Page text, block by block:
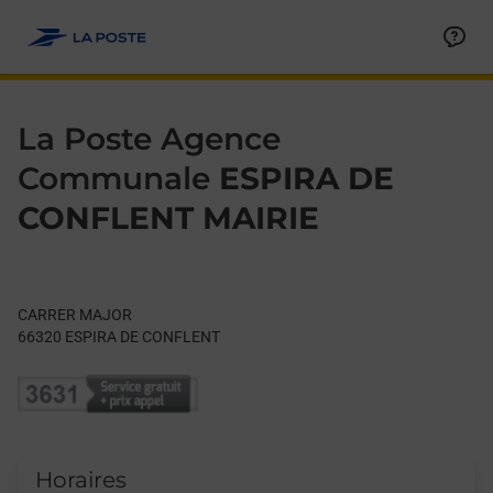
La Poste Agence
Communale ESPIRA DE
CONFLENT MAIRIE
CARRER MAJOR
66320 ESPIRA DE CONFLENT
Horaires